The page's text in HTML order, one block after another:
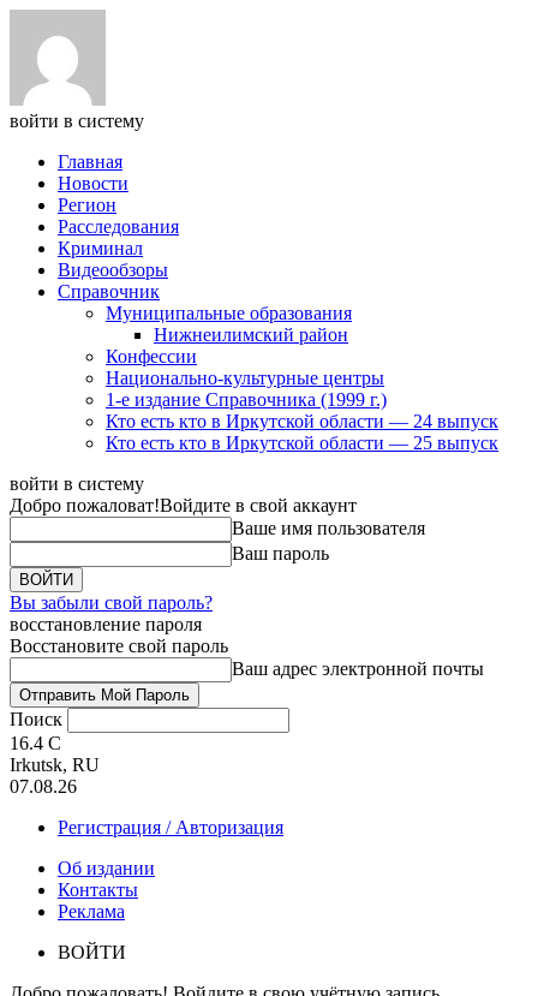
войти в систему
Главная
Новости
Регион
Расследования
Криминал
Видеообзоры
Справочник
Муниципальные образования
Нижнеилимский район
Конфессии
Национально-культурные центры
1-е издание Справочника (1999 г.)
Кто есть кто в Иркутской области — 24 выпуск
Кто есть кто в Иркутской области — 25 выпуск
войти в систему
Добро пожаловат!Войдите в свой аккаунт
Ваше имя пользователя
Ваш пароль
Вы забыли свой пароль?
восстановление пароля
Восстановите свой пароль
Ваш адрес электронной почты
Поиск
16.4 C
Irkutsk, RU
07.08.26
Регистрация / Авторизация
Об издании
Контакты
Реклама
ВОЙТИ